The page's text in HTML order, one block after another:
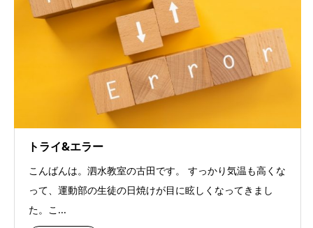
トライ&エラー
こんばんは。泗水教室の古田です。 すっかり気温も高くな
って、運動部の生徒の日焼けが目に眩しくなってきまし
た。こ...